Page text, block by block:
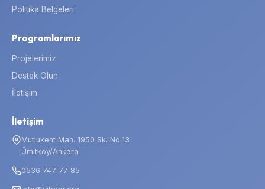
Politika Belgeleri
Programlarımız
Projelerimiz
Destek Olun
İletişim
İletişim
Mutlukent Mah. 1950 Sk. No:13
Ümitköy/Ankara
0536 747 77 85